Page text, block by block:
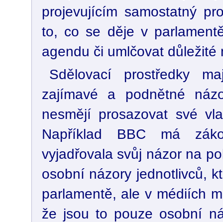
projevujícím samostatný
to, co se děje v
agendu či umlčovat důležité
Sdělovací prostředky
zajímavé a podnětné
nesmějí prosazovat své
Například BBC má
vyjadřovala svůj názor na
osobní názory jednotlivců,
parlamentě, ale v médiích
že jsou to pouze osobní